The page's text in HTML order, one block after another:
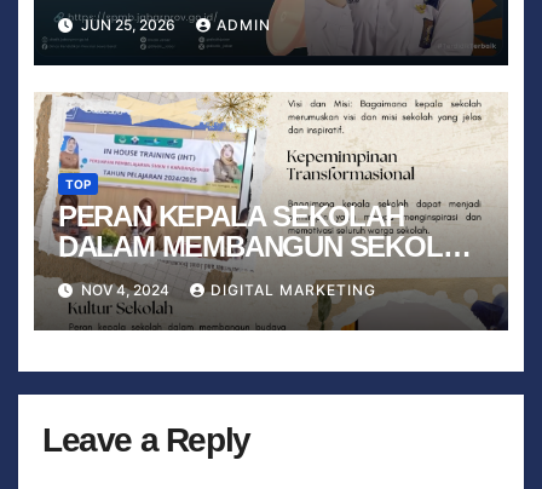
JUN 25, 2026 ADMIN
TOP
PERAN KEPALA SEKOLAH
DALAM MEMBANGUN SEKOLAH
YANG BERKUALITAS
NOV 4, 2024 DIGITAL MARKETING
Leave a Reply